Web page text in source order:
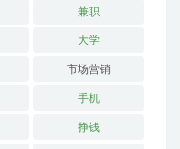
兼职
大学
市场营销
手机
挣钱